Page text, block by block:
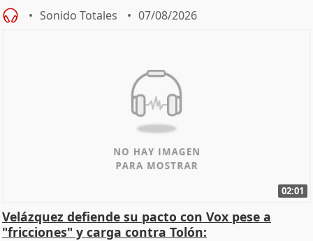
Sonido Totales 07/08/2026
02:01
Velázquez defiende su pacto con Vox pese a
"fricciones" y carga contra Tolón: